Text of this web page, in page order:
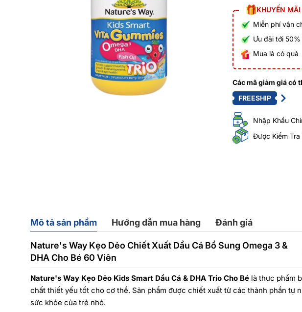
KHUYẾN
Miễn phí vận
Ưu đãi tới 50%
Mua là có quà
Các mã giảm giá có
FREESHIP
Nhập Khẩu
Được Kiểm
Mô tả sản phẩm Hướng dẫn mua hàng Đánh giá
Nature's Way Kẹo Dẻo Chiết Xuất Dầu Cá Bổ Sung Omega 3 &
DHA Cho Bé 60 Viên
Nature's Way Kẹo Dẻo Kids Smart Dầu Cá & DHA Trio Cho Bé là thực phẩm
chất thiết yếu tốt cho cơ thể. Sản phẩm được chiết xuất từ các thành phần tự
sức khỏe của trẻ nhỏ.